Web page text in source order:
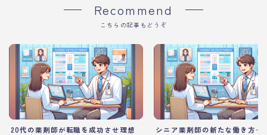
Recommend
こちらの記事もどうぞ
20代の薬剤師が転職を成功させ理想
シニア薬剤師の新たな働き方